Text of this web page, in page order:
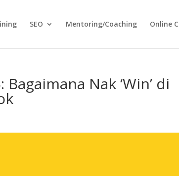
SEO Mentoring/Coaching Online
Nak ‘Win’ di